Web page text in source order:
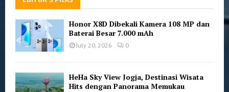
Honor X8D Dibekali Kamera 108 MP dan
Baterai Besar 7.000 mAh
July 20, 2026 0
HeHa Sky View Jogja, Destinasi Wisata
Hits dengan Panorama Memukau